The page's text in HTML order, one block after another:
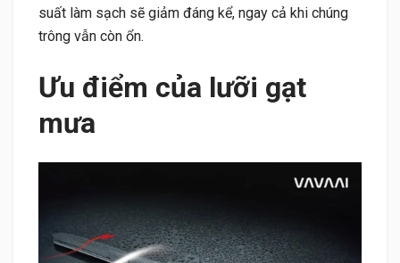
suất làm sạch sẽ giảm đáng kể, ngay cả khi chúng
trông vẫn còn ổn.
Ưu điểm của lưỡi gạt
mưa